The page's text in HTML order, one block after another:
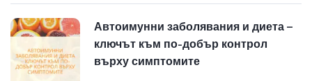
Автоимунни заболявания и диета –
ключът към по-добър контрол
върху симптомите